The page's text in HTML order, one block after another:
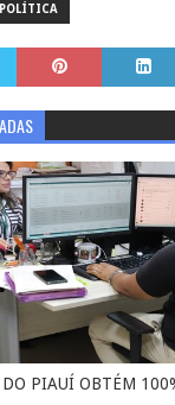
POLÍTICA
PIAUÍ OBTÉM